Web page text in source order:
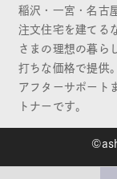
稲沢・一宮・名古
注文住宅を建てる
さまの理想の暮ら
打ちな価格で提供
アフターサポート
トナーです。